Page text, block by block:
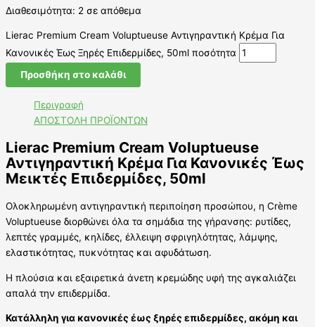
Διαθεσιμότητα: 2 σε απόθεμα
Lierac Premium Cream Voluptueuse Αντιγηραντική Κρέμα Για
Κανονικές Έως Ξηρές Επιδερμίδες, 50ml ποσότητα
Προσθήκη στο καλάθι
Περιγραφή
ΑΠΟΣΤΟΛΗ ΠΡΟΪΟΝΤΩΝ
Lierac Premium Cream Voluptueuse
Αντιγηραντική Κρέμα Για Κανονικές Έως
Μεικτές Επιδερμίδες, 50ml
Ολοκληρωμένη αντιγηραντική περιποίηση προσώπου, η Crème
Voluptueuse διορθώνει όλα τα σημάδια της γήρανσης: ρυτίδες,
λεπτές γραμμές, κηλίδες, έλλειψη σφριγηλότητας, λάμψης,
ελαστικότητας, πυκνότητας και αφυδάτωση.
Η πλούσια και εξαιρετικά άνετη κρεμώδης υφή της αγκαλιάζει
απαλά την επιδερμίδα.
Κατάλληλη για κανονικές έως ξηρές επιδερμίδες, ακόμη και